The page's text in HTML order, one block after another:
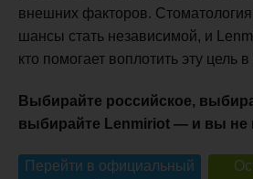
внешних факторов.
шансы стать независимой, и
кто помогает воплотить эту цель
Выбирайте российское,
выбирайте Lenmiriot — и вы не
Перейти в официальный